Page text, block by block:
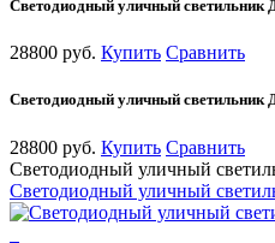
Светодиодный уличный светильник
28800 руб. Купить Сравнить
Светодиодный уличный светильник
28800 руб. Купить Сравнить
Светодиодный уличный
Светодиодный уличный